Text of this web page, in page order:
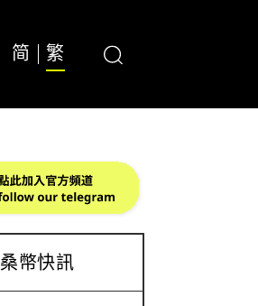
简 繁
桑幣快訊